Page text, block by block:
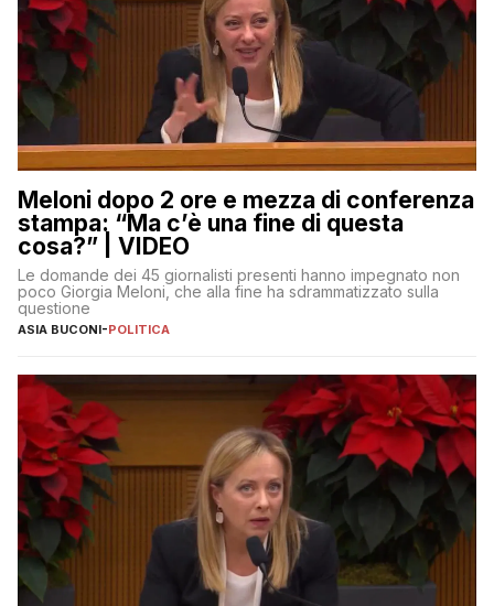
Meloni dopo 2 ore e mezza di conferenza
stampa: “Ma c’è una fine di questa
cosa?” | VIDEO
Le domande dei 45 giornalisti presenti hanno impegnato non
poco Giorgia Meloni, che alla fine ha sdrammatizzato sulla
questione
ASIA BUCONI-POLITICA